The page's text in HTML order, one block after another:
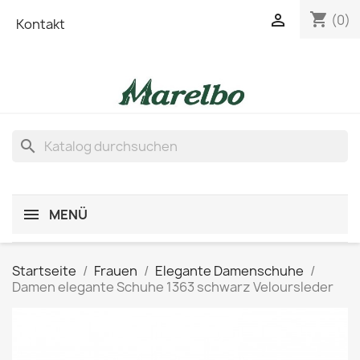
Kontakt shopping_cart (0)

search
MENÜ
Startseite Frauen
Elegante Damenschuhe
Damen elegante Schuhe 1363 schwarz Veloursleder